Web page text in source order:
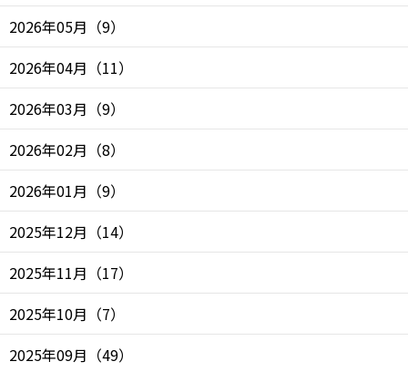
2026年05月 （9）
2026年04月 （11）
2026年03月 （9）
2026年02月 （8）
2026年01月 （9）
2025年12月 （14）
2025年11月 （17）
2025年10月 （7）
2025年09月 （49）